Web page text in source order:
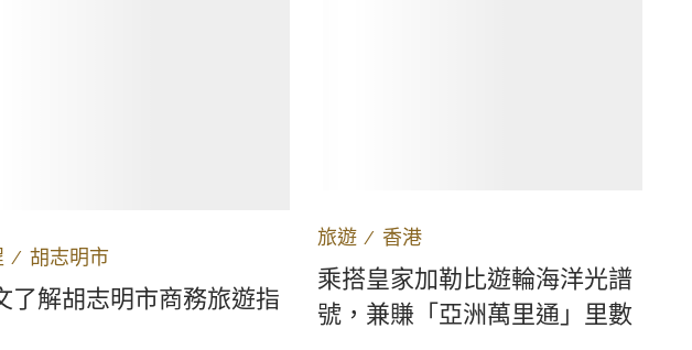
∕ 胡志明市
了解胡志明市商務旅遊指
旅遊 ∕ 香港
乘搭皇家加勒比遊輪海洋光譜
號，兼賺「亞洲萬里通」里數